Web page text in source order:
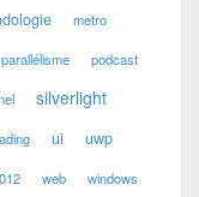
metro
parallélisme podcast
silverlight
ui uwp
web windows